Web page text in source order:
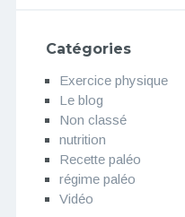
Catégories
Exercice physique
Le blog
Non classé
nutrition
Recette paléo
régime paléo
Vidéo